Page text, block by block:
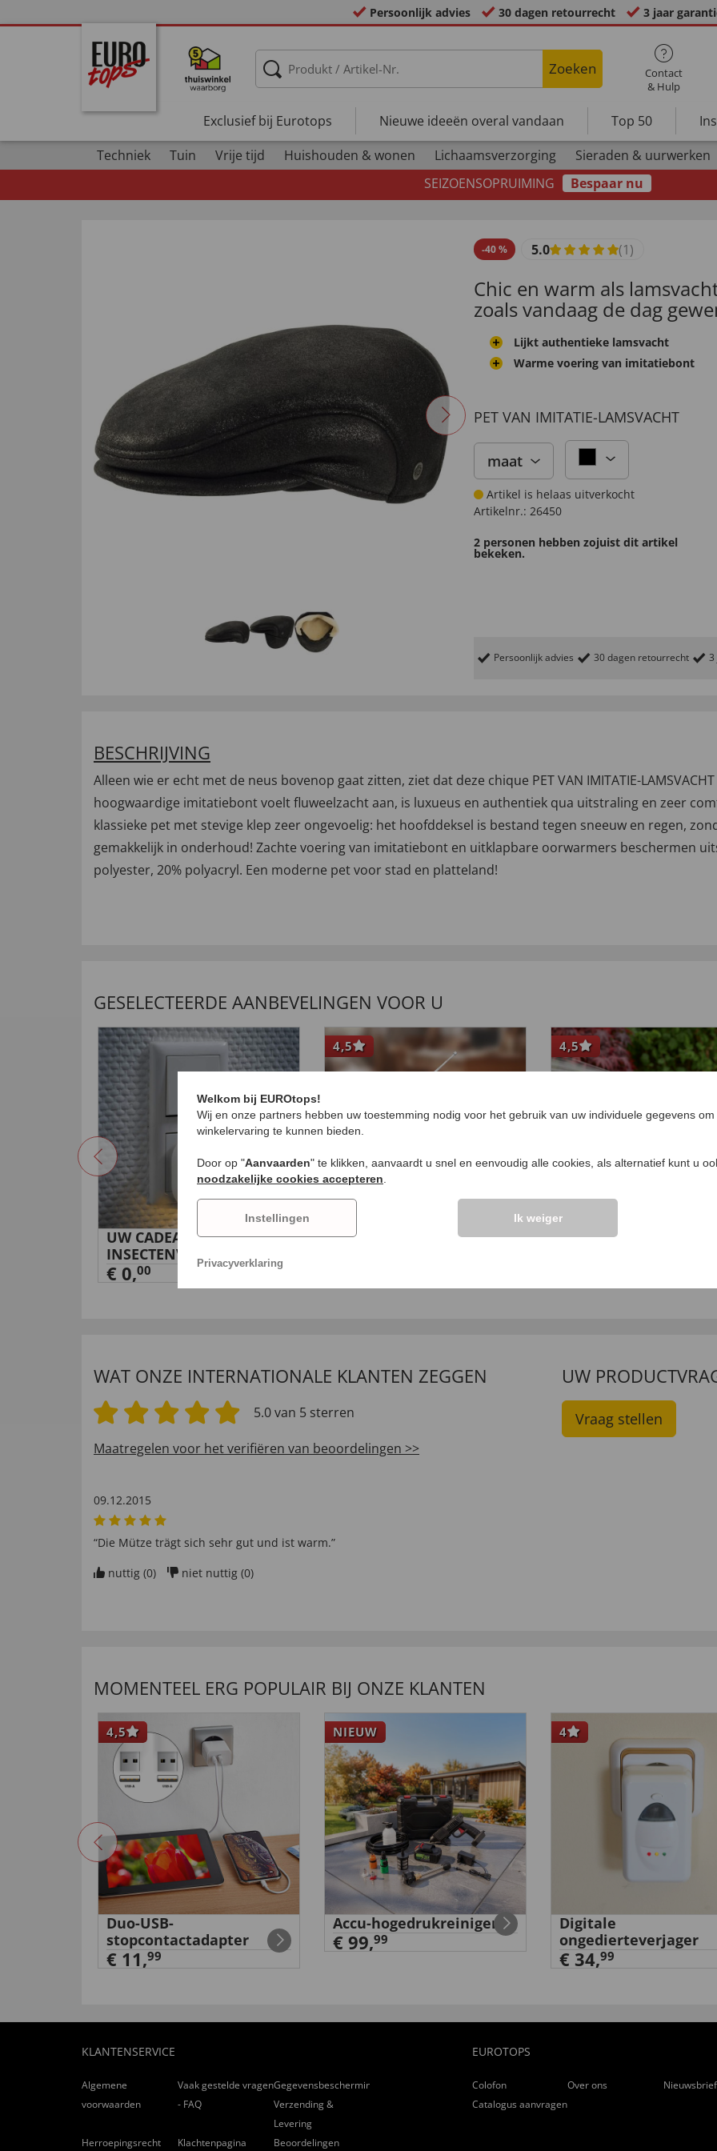
Persoonlijk advies 30 dagen retourrecht 3 jaar
Zoeken
Contact
& Hulp
Exclusief bij Eurotops Nieuwe ideeën overal vandaan Top 50
Techniek
Tuin Vrije tijd Huishouden & wonen Lichaamsverzorging Sieraden & uurwerken
SEIZOENSOPRUIMING
Bespaar nu
-40% 5.0 (1)
Chic en warm als
zoals vandaag de dag
Lijkt authentieke lamsvacht
Warme voering van imitatiebont
PET VAN IMITATIE-LAMSVACHT
maat
Artikel is helaas uitverkocht
Artikelnr.: 26450
2 personen hebben zojuist dit artikel
bekeken.
Persoonlijk advies 30 dagen retourrecht 3
BESCHRIJVING
Alleen wie er echt met de neus bovenop gaat zitten, ziet dat deze chique PET VAN IMITATIE-
hoogwaardige imitatiebont voelt fluweelzacht aan, is luxueus en authentiek qua uitstraling en zeer
klassieke pet met stevige klep zeer ongevoelig: het hoofddeksel is bestand tegen sneeuw en regen,
gemakkelijk in onderhoud! Zachte voering van imitatiebont en uitklapbare oorwarmers beschermen
polyester, 20% polyacryl. Een moderne pet voor stad en platteland!
GESELECTEERDE AANBEVELINGEN VOOR U
UW CADEAU
INSECTENVERJAGER MET
NACHTLICHT
€ 0,00
4,5
Draagbare
4,5
Messing spuitpistool
WAT ONZE INTERNATIONALE KLANTEN ZEGGEN
5.0 van 5 sterren
Maatregelen voor het verifiëren van beoordelingen >>
09.12.2015
“Die Mütze trägt sich sehr gut und ist warm.”
nuttig (0) niet nuttig (0)
UW
Vraag stellen
MOMENTEEL ERG POPULAIR BIJ ONZE KLANTEN
4,5
Duo-USB-
stopcontactadapter
€ 11,99
NIEUW
Accu-hogedrukreiniger
€ 99,99
4
Digitale
ongedierteverjager
€ 34,99
KLANTENSERVICE
Algemene
voorwaarden
Vaak gestelde vragen
- FAQ
Gegevensbescherming
Verzending &
Levering
Herroepingsrecht
Klachtenpagina Beoordelingen
EUROTOPS
Colofon Over ons
Nieuwsbrief
Catalogus aanvragen
Welkom bij EUROtops!
Wij en onze partners hebben uw toestemming nodig voor het gebruik van uw individuele gegevens
winkelervaring te kunnen bieden.
Door op "Aanvaarden" te klikken, aanvaardt u snel en eenvoudig alle cookies, als alternatief kunt u
noodzakelijke cookies accepteren
Instellingen Ik weiger
Privacyverklaring